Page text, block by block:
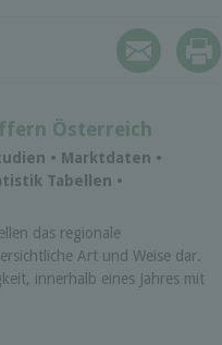
Österreich
• Marktdaten •
Tabellen •
das regionale
Art und Weise dar.
innerhalb eines Jahres mit